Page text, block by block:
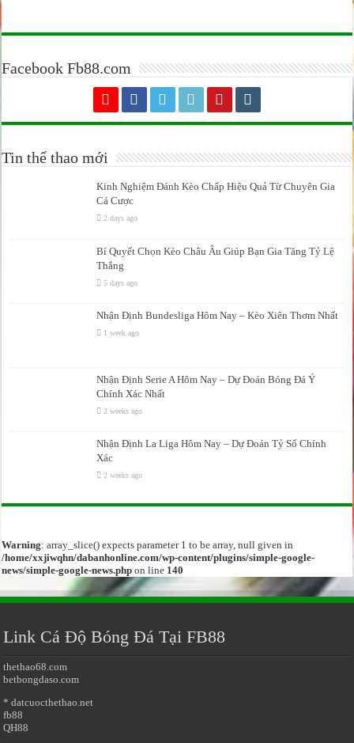
Facebook Fb88.com
Tin thể thao mới
Kinh Nghiệm Đánh Kèo Chấp Hiệu Quả Từ Chuyên Gia
Cá Cược
2 days ago
Bí Quyết Chọn Kèo Châu Âu Giúp Bạn Gia Tăng Tỷ Lệ
Thắng
5 days ago
Nhận Định Bundesliga Hôm Nay – Kèo Xiên Thơm Nhất
1 week ago
Nhận Định Serie A Hôm Nay – Dự Đoán Bóng Đá Ý
Chính Xác Nhất
2 weeks ago
Nhận Định La Liga Hôm Nay – Dự Đoán Tỷ Số Chính
Xác
2 weeks ago
Warning: array_slice() expects parameter 1 to be array, null given in
/home/xxjiwqhn/dabanhonline.com/wp-content/plugins/simple-google-
news/simple-google-news.php on line 140
Link Cá Độ Bóng Đá Tại FB88
thethao68.com
betbongdaso.com
* datcuocthethao.net
fb88
QH88